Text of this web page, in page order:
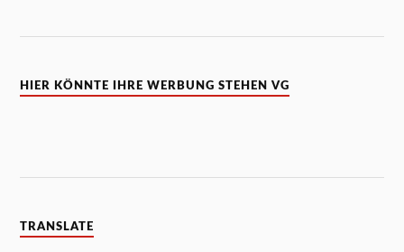
HIER KÖNNTE IHRE WERBUNG STEHEN VG
TRANSLATE